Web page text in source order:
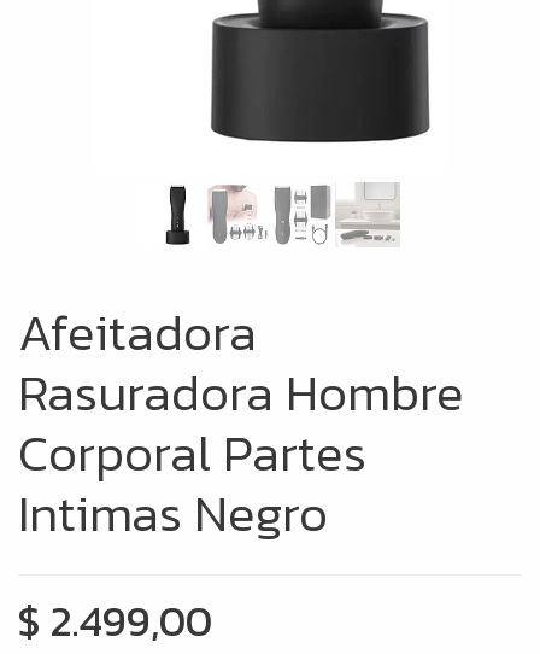
Afeitadora
Rasuradora Hombre
Corporal Partes
Intimas Negro
$ 2.499,00